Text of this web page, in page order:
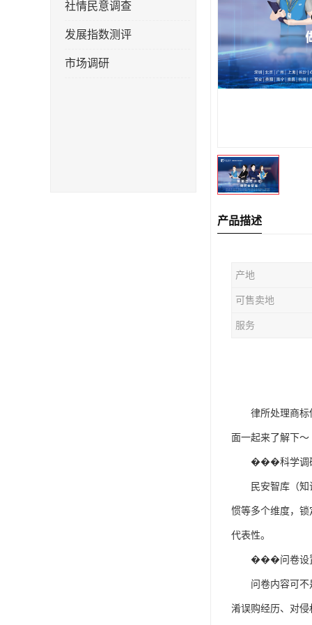
社情民意调查
发展指数测评
市场调研
产品描述
产地
可售卖地
服务
律所处理商
面一起来了解下～
���科学调
民安智库 （
惯等多个维度，
代表性。
���问卷设
问卷内容可
淆误购经历、对